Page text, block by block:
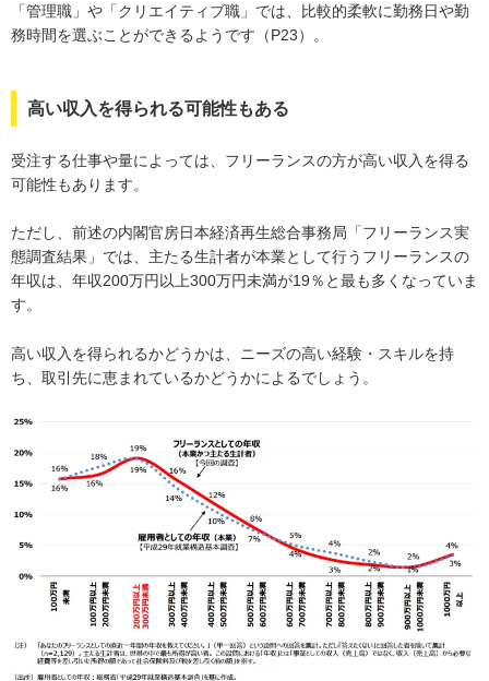
「管理職」や「クリエイティブ職」では、比較的柔軟に勤務日や勤
務時間を選ぶことができるようです（P23）。
高い収入を得られる可能性もある
受注する仕事や量によっては、フリーランスの方が高い収入を得る
可能性もあります。
ただし、前述の内閣官房日本経済再生総合事務局「フリーランス実
態調査結果」では、主たる生計者が本業として行うフリーランスの
年収は、年収200万円以上300万円未満が19％と最も多くなっていま
す。
高い収入を得られるかどうかは、ニーズの高い経験・スキルを持
ち、取引先に恵まれているかどうかによるでしょう。